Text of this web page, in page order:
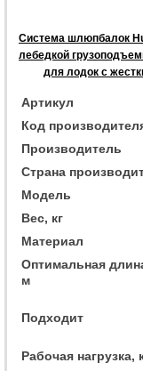
Система шлюпбалок
лебедкой
для лодок с
Артикул
Код
Производитель
Страна
Модель
Вес, кг
Материал
Оптимальная
м
Подходит
Рабочая нагрузка,